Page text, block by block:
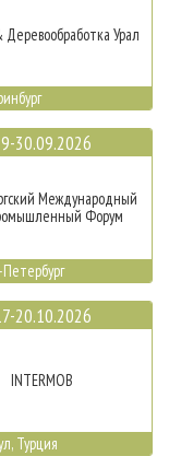
Урал
30.09.2026
Международный
Форум
20.10.2026
INTERMOB
Турция